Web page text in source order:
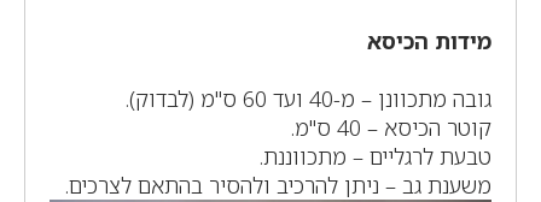
מידות הכיסא
גובה מתכוונן – מ-40 ועד 60 ס"מ (לבדוק).
קוטר הכיסא – 40 ס"מ.
טבעת לרגליים – מתכווננת.
משענת גב – ניתן להרכיב ולהסיר בהתאם לצרכים.